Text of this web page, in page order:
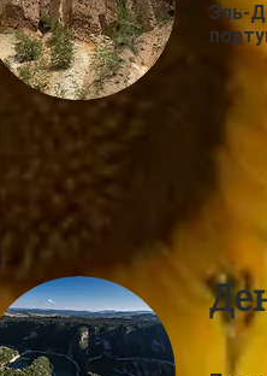
Эль-